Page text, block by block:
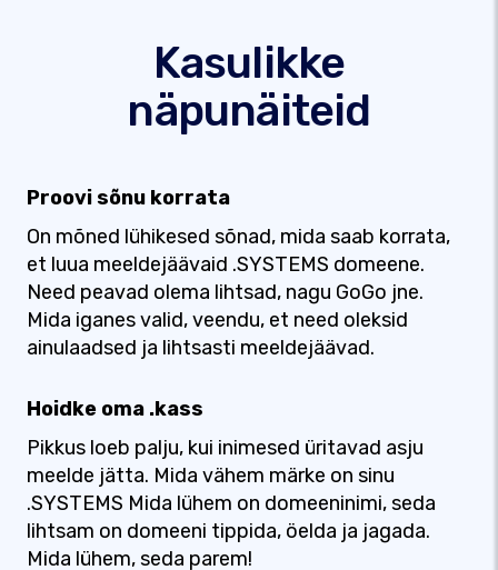
Kasulikke
näpunäiteid
Proovi sõnu korrata
On mõned lühikesed sõnad, mida saab korrata,
et luua meeldejäävaid .SYSTEMS domeene.
Need peavad olema lihtsad, nagu GoGo jne.
Mida iganes valid, veendu, et need oleksid
ainulaadsed ja lihtsasti meeldejäävad.
Hoidke oma .kass
Pikkus loeb palju, kui inimesed üritavad asju
meelde jätta. Mida vähem märke on sinu
.SYSTEMS Mida lühem on domeeninimi, seda
lihtsam on domeeni tippida, öelda ja jagada.
Mida lühem, seda parem!